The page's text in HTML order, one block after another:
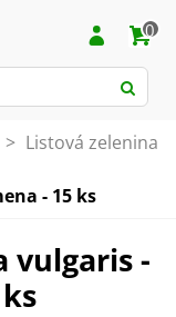
0
> Listová zelenina
- 15 ks
vulgaris -